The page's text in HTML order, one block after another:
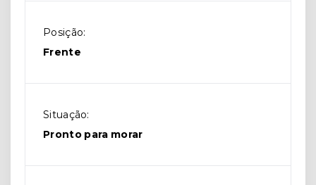
Posição:
Frente
Situação:
Pronto para morar